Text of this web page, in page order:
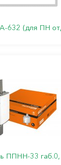
632 (для ПН
ППНН-33